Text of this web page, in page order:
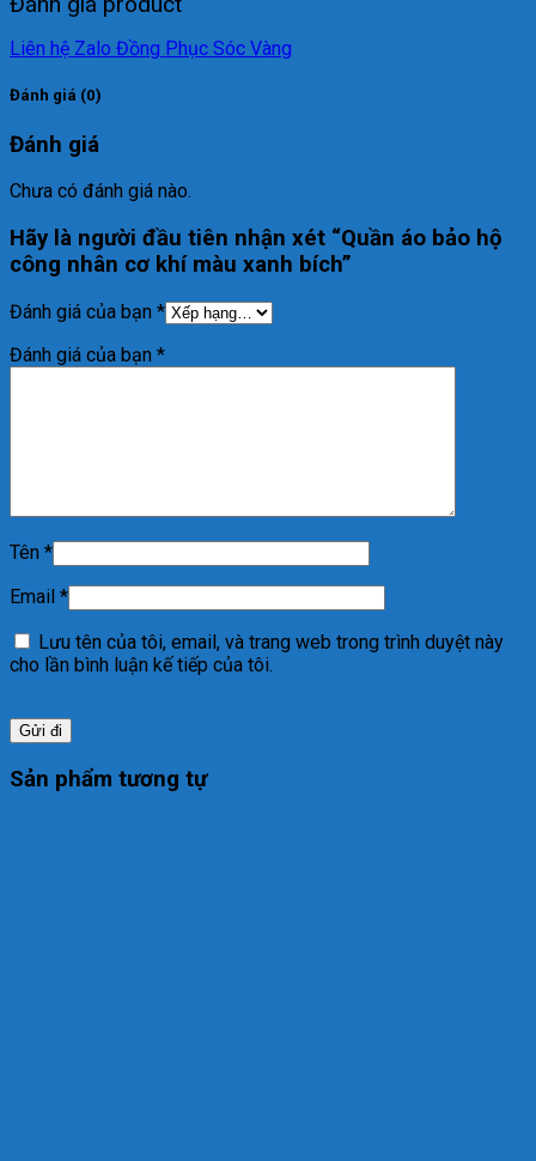
Liên hệ Zalo Đồng Phục Sóc Vàng
Đánh giá (0)
Đánh giá
Chưa có đánh giá nào.
Hãy là người đầu tiên nhận xét “Quần áo bảo hộ
công nhân cơ khí màu xanh bích”
Đánh giá của bạn *
Đánh giá của bạn *
Tên *
Email *
Lưu tên của tôi, email, và trang web trong trình duyệt này
cho lần bình luận kế tiếp của tôi.
Sản phẩm tương tự